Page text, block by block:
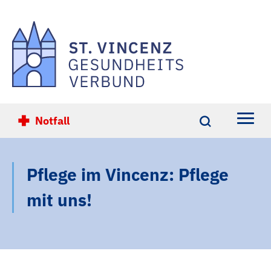
Notfall
Übersicht
Ihre Gesundheit
Pflege im Vincenz: Pflege
mit uns!